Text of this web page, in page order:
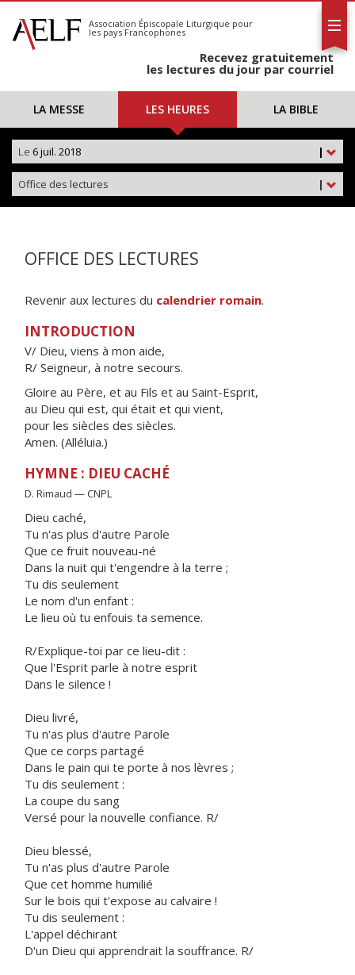
S'abonner
Calendrier
Association Épiscopale Liturgique pour
les pays Francophones
Recevez gratuitement
les lectures du jour par courriel
LA MESSE LES HEURES LA BIBLE
|
Le 6 juil. 2018
|
Office des lectures
OFFICE DES LECTURES
Revenir aux lectures du calendrier romain.
INTRODUCTION
V/ Dieu, viens à mon aide,
R/ Seigneur, à notre secours.
Gloire au Père, et au Fils et au Saint-Esprit,
au Dieu qui est, qui était et qui vient,
pour les siècles des siècles.
Amen. (Alléluia.)
HYMNE : DIEU CACHÉ
D. Rimaud — CNPL
Dieu caché,
Tu n'as plus d'autre Parole
Que ce fruit nouveau-né
Dans la nuit qui t'engendre à la terre ;
Tu dis seulement
Le nom d'un enfant :
Le lieu où tu enfouis ta semence.
R/Explique-toi par ce lieu-dit :
Que l'Esprit parle à notre esprit
Dans le silence !
Dieu livré,
Tu n'as plus d'autre Parole
Que ce corps partagé
Dans le pain qui te porte à nos lèvres ;
Tu dis seulement :
La coupe du sang
Versé pour la nouvelle confiance. R/
Dieu blessé,
Tu n'as plus d'autre Parole
Que cet homme humilié
Sur le bois qui t'expose au calvaire !
Tu dis seulement :
L'appel déchirant
D'un Dieu qui apprendrait la souffrance. R/